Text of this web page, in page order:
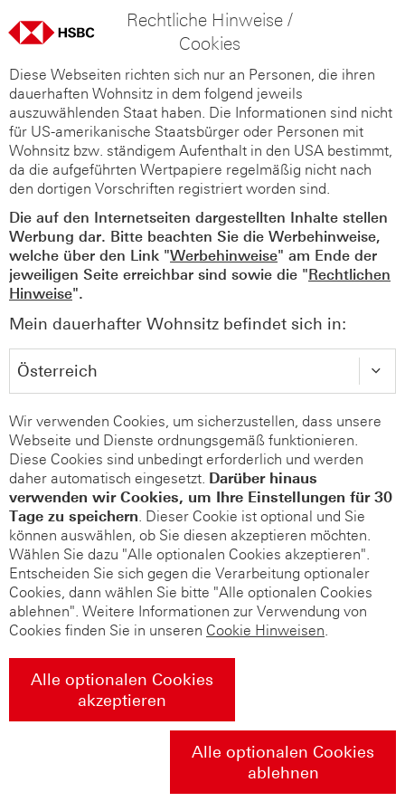
Rechtliche Hinweise /
Cookies
Diese Webseiten richten sich nur an Personen, die ihren
dauerhaften Wohnsitz in dem folgend jeweils
auszuwählenden Staat haben. Die Informationen sind nicht
für US-amerikanische Staatsbürger oder Personen mit
Wohnsitz bzw. ständigem Aufenthalt in den USA bestimmt,
da die aufgeführten Wertpapiere regelmäßig nicht nach
den dortigen Vorschriften registriert worden sind.
Die auf den Internetseiten dargestellten Inhalte stellen
Werbung dar. Bitte beachten Sie die Werbehinweise,
welche über den Link "Werbehinweise" am Ende der
jeweiligen Seite erreichbar sind sowie die "Rechtlichen
Hinweise".
Mein dauerhafter Wohnsitz befindet sich in:
Wir verwenden Cookies, um sicherzustellen, dass unsere
Webseite und Dienste ordnungsgemäß funktionieren.
Diese Cookies sind unbedingt erforderlich und werden
daher automatisch eingesetzt. Darüber hinaus
verwenden wir Cookies, um Ihre Einstellungen für 30
Tage zu speichern. Dieser Cookie ist optional und Sie
können auswählen, ob Sie diesen akzeptieren möchten.
Wählen Sie dazu "Alle optionalen Cookies akzeptieren".
Entscheiden Sie sich gegen die Verarbeitung optionaler
Cookies, dann wählen Sie bitte "Alle optionalen Cookies
ablehnen". Weitere Informationen zur Verwendung von
Cookies finden Sie in unseren Cookie Hinweisen.
Alle optionalen Cookies
akzeptieren
Alle optionalen Cookies
ablehnen